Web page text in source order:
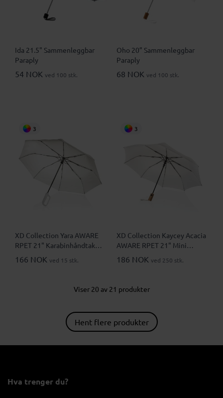
Ida 21.5" Sammenleggbar
Paraply
54 NOK ved 100 stk.
Oho 20” Sammenleggbar
Paraply
68 NOK ved 100 stk.
3
XD Collection Yara AWARE
RPET 21" Karabinhåndtak
Sammenleggbar Paraply
166 NOK ved 15 stk.
3
XD Collection Kaycey Acacia
AWARE RPET 21" Mini
Automatisk Sammenleggbar
Paraply
186 NOK ved 250 stk.
Viser 20 av 21 produkter
Hent flere produkter
Hva trenger du?